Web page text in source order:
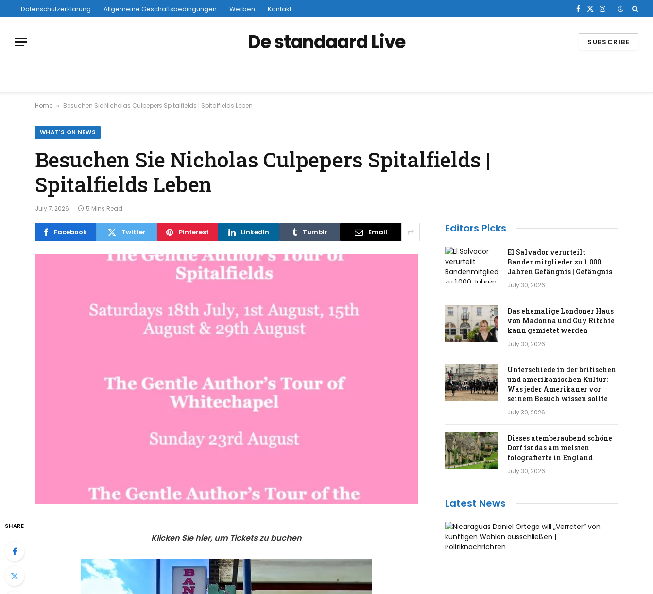
Datenschutzerklärung Allgemeine Geschäftsbedingungen Werben Kontakt Facebook
X
Instagram
De standaard Live SUBSCRIBE
Home » Besuchen Sie Nicholas Culpepers Spitalfields | Spitalfields Leben
WHAT'S ON NEWS
Besuchen Sie Nicholas Culpepers Spitalfields |
Spitalfields Leben
July 7, 2026 5 Mins Read
Facebook Twitter Pinterest LinkedIn Tumblr Email
SHARE
Klicken Sie hier, um Tickets zu buchen
Editors Picks
El Salvador verurteilt
Bandenmitglieder zu 1.000
Jahren Gefängnis | Gefängnis
July 30, 2026
Das ehemalige Londoner Haus
von Madonna und Guy Ritchie
kann gemietet werden
July 30, 2026
Unterschiede in der britischen
und amerikanischen Kultur:
Was jeder Amerikaner vor
seinem Besuch wissen sollte
July 30, 2026
Dieses atemberaubend schöne
Dorf ist das am meisten
fotografierte in England
July 30, 2026
Latest News